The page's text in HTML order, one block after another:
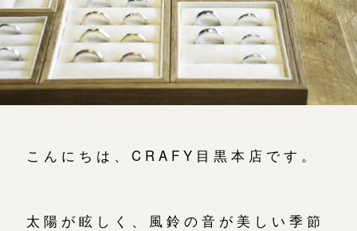
CRAFYについて
SNS・ブログ
ブログ
プライバシーポリシー
こんにちは、CRAFY目黒本店です。
太陽が眩しく、風鈴の音が美しい季節
鎌倉店 来店ご予約
川越店 来店ご予約
軽井沢店 来店ご予約